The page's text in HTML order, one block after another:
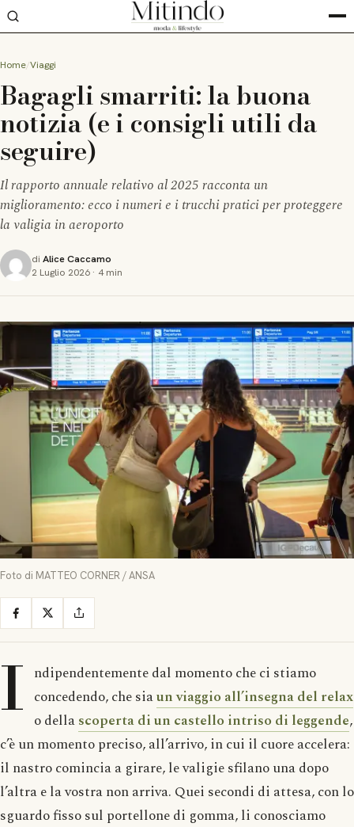
Home Viaggi
Bagagli smarriti: la buona
notizia (e i consigli utili da
seguire)
Il rapporto annuale relativo al 2025 racconta un
miglioramento: ecco i numeri e i trucchi pratici per proteggere
la valigia in aeroporto
di Alice Caccamo
2 Luglio 2026 · 4 min
Foto di MATTEO CORNER / ANSA
I ndipendentemente dal momento che ci stiamo
concedendo, che siaun viaggio all’insegna del relax
o dellascoperta di un castello intriso di leggende,
c’è un momento preciso, all’arrivo, in cui il cuore accelera:
il nastro comincia a girare, le valigie sfilano una dopo
l’altra e la vostra non arriva. Quei secondi di attesa, con lo
sguardo fisso sul portellone di gomma, li conosciamo